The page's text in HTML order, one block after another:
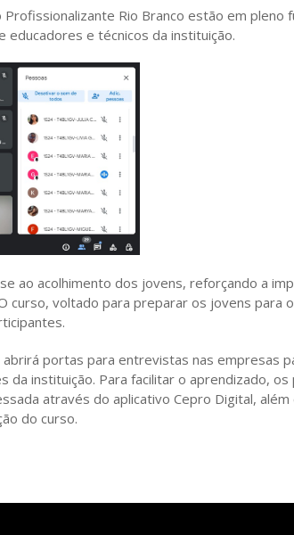
Rio Branco estão em pleno
educadores e técnicos da instituição.
ao acolhimento dos jovens, reforçando a
curso, voltado para preparar os jovens para
portas para entrevistas nas empresas
instituição. Para facilitar o aprendizado,
através do aplicativo Cepro Digital,
do curso.